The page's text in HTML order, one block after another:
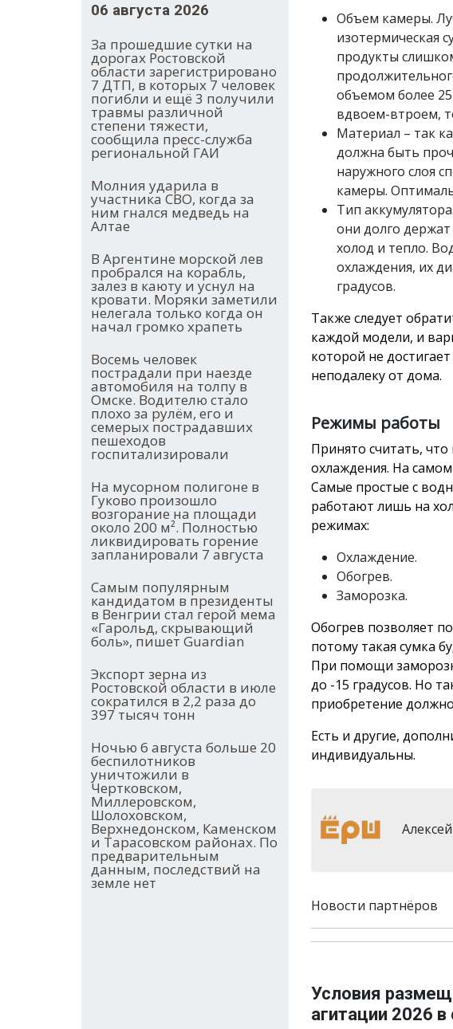
06 августа 2026
За прошедшие сутки на
дорогах Ростовской
области зарегистрировано
7 ДТП, в которых 7 человек
погибли и ещё 3 получили
травмы различной
степени тяжести,
сообщила пресс-служба
региональной ГАИ
Молния ударила в
участника СВО, когда за
ним гнался медведь на
Алтае
В Аргентине морской лев
пробрался на корабль,
залез в каюту и уснул на
кровати. Моряки заметили
нелегала только когда он
начал громко храпеть
Восемь человек
пострадали при наезде
автомобиля на толпу в
Омске. Водителю стало
плохо за рулём, его и
семерых пострадавших
пешеходов
госпитализировали
На мусорном полигоне в
Гуково произошло
возгорание на площади
около 200 м². Полностью
ликвидировать горение
запланировали 7 августа
Самым популярным
кандидатом в президенты
в Венгрии стал герой мема
«Гарольд, скрывающий
боль», пишет Guardian
Экспорт зерна из
Ростовской области в июле
сократился в 2,2 раза до
397 тысяч тонн
Ночью 6 августа больше 20
беспилотников
уничтожили в
Чертковском,
Миллеровском,
Шолоховском,
Верхнедонском, Каменском
и Тарасовском районах. По
предварительным
данным, последствий на
земле нет
Объем камеры.
изотермическая
продукты
объемом более
вдвоем-втроем,
Материал – так
должна быть
наружного слоя
камеры.
Тип
они долго
холод и тепло.
охлаждения, их
градусов.
Также следует
каждой модели, и
которой не
неподалеку от дома.
Режимы работы
Принято считать, что
охлаждения. На
Самые простые с
работают лишь на
режимах:
Охлаждение.
Обогрев.
Заморозка.
Обогрев позволяет
потому такая сумка
При помощи
до -15 градусов. Но
приобретение
Есть и другие,
индивидуальны.
Новости партнёров
Условия
агитации 2026